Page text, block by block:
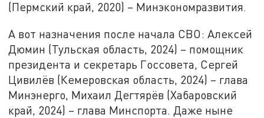
(Пермский край, 2020) – Минэкономразвития.
А вот назначения после начала СВО: Алексей
Дюмин (Тульская область, 2024) – помощник
президента и секретарь Госсовета, Сергей
Цивилёв (Кемеровская область, 2024) – глава
Минэнерго, Михаил Дегтярёв (Хабаровский
край, 2024) – глава Минспорта. Даже ныне